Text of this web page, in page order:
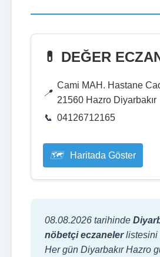
💊 DEĞER
Cami MAH. Hastane
21560 Hazro Diyarbakır
04126712165
Haritada Göster
08.08.2026 tarihinde
nöbetçi eczanelerlistesini
Her gün Diyarbakır Hazro